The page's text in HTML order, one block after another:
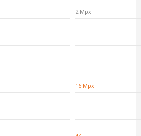
2 Mpx
-
-
16 Mpx
-